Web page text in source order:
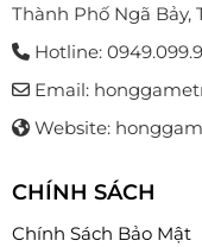
Thành Phố Ngã Bảy,
Hotline:
Email:
Website:
CHÍNH SÁCH
Chính Sách Bảo Mật